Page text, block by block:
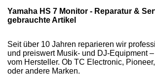
Yamaha HS 7 Monitor - Reparatur &
gebrauchte Artikel
Seit über 10 Jahren reparieren wir
und preiswert Musik- und DJ-Equipment
vom Hersteller. Ob TC Electronic,
oder andere Marken.